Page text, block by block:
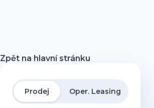
Zpět na hlavní stránku
Prodej Oper. Leasing